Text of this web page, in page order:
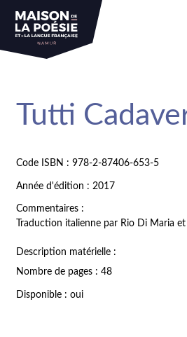
Tutti
Code ISBN : 978-2-87406-653-5
Année d'édition : 2017
Commentaires :
Traduction italienne par Rio Di Maria
Description matérielle :
Nombre de pages : 48
Disponible : oui